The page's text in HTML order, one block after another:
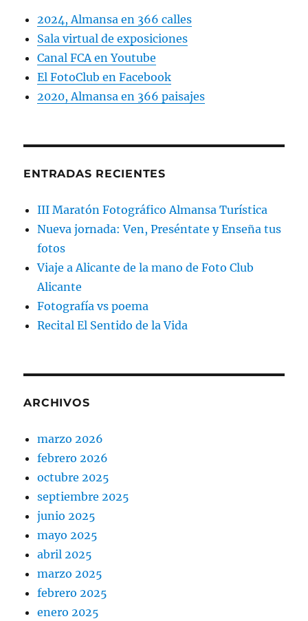
2024, Almansa en 366 calles
Sala virtual de exposiciones
Canal FCA en Youtube
El FotoClub en Facebook
2020, Almansa en 366 paisajes
ENTRADAS RECIENTES
III Maratón Fotográfico Almansa Turística
Nueva jornada: Ven, Preséntate y Enseña tus
fotos
Viaje a Alicante de la mano de Foto Club
Alicante
Fotografía vs poema
Recital El Sentido de la Vida
ARCHIVOS
marzo 2026
febrero 2026
octubre 2025
septiembre 2025
junio 2025
mayo 2025
abril 2025
marzo 2025
febrero 2025
enero 2025